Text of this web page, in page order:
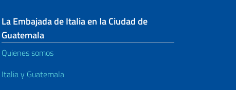
La Embajada de Italia en la Ciudad de
Guatemala
Quienes somos
Italia y Guatemala